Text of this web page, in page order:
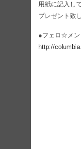
用紙に記入し
プレゼント致
●フェロ☆メン
http://